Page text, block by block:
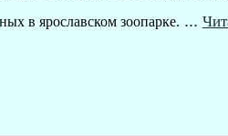
в ярославском зоопарке. ...